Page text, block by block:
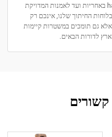
הסביבתית, החל מעץ המ harvest באחריות ועד לאמנות המדויקת
החיתוך שלנו, אינכם רק
גם תומכים במשטרות קיימות
לדורות הבאים.